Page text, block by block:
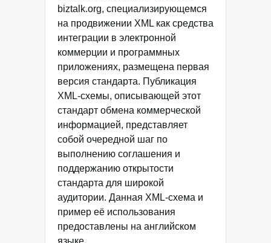
biztalk.org, специализирующемся
на продвижении XML как средства
интеграции в электронной
коммерции и программных
приложениях, размещена первая
версия стандарта. Публикация
XML-схемы, описывающей этот
стандарт обмена коммерческой
информацией, представляет
собой очередной шаг по
выполнению соглашения и
поддержанию открытости
стандарта для широкой
аудитории. Данная XML-схема и
пример её использования
предоставлены на английском
языке.